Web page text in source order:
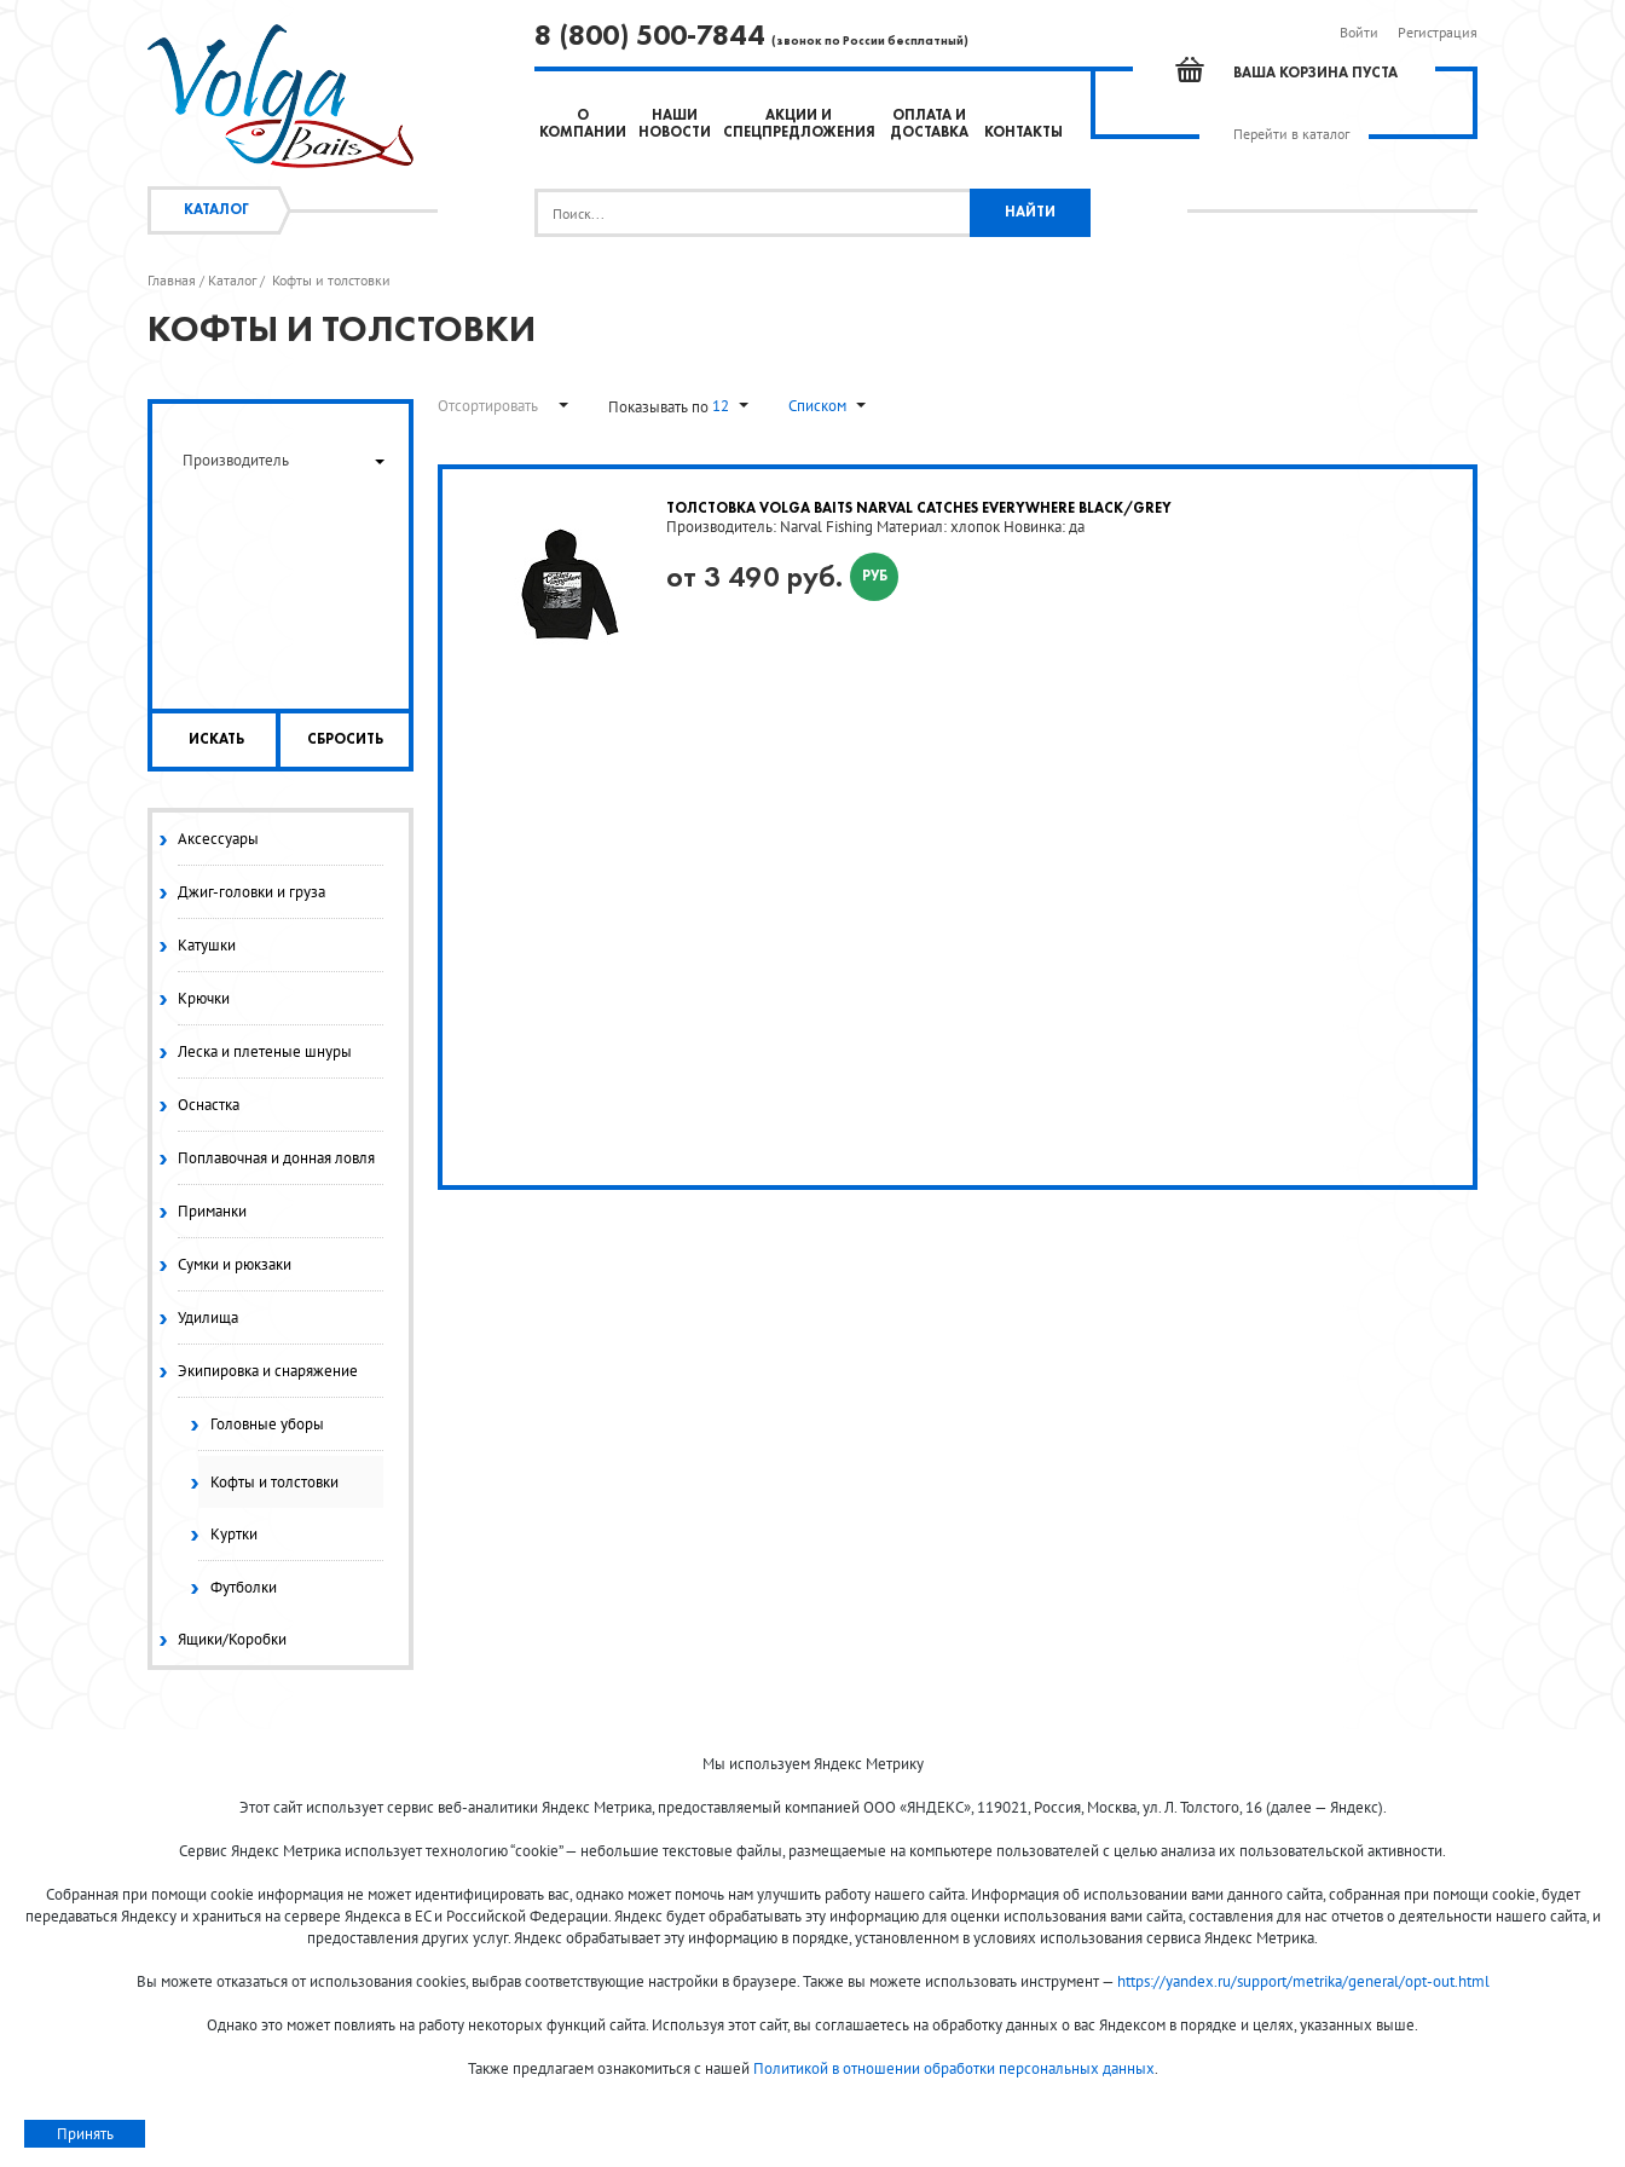
КАТАЛОГ
8 (800) 500-7844 (звонок по России бесплатный) Войти Регистрация
ВАША КОРЗИНА ПУСТА
Перейти в каталог
О
КОМПАНИИ
НАШИ
НОВОСТИ
АКЦИИ И
СПЕЦПРЕДЛОЖЕНИЯ
ОПЛАТА И
ДОСТАВКА
КОНТАКТЫ
Главная / Каталог / Кофты и толстовки
КОФТЫ И ТОЛСТОВКИ
Отсортировать Показывать по 12 Списком
ТОЛСТОВКА VOLGA BAITS NARVAL CATCHES EVERYWHERE BLACK/GREY
Производитель: Narval Fishing Материал: хлопок Новинка: да
от 3 490 руб. РУБ
Производитель
ИСКАТЬ СБРОСИТЬ
Аксессуары
Джиг-головки и груза
Катушки
Крючки
Леска и плетеные шнуры
Оснастка
Поплавочная и донная ловля
Приманки
Сумки и рюкзаки
Удилища
Экипировка и снаряжение
Головные уборы
Кофты и толстовки
Куртки
Футболки
Ящики/Коробки
© 2013-2024 "Волжские приманки"
8 (800)
500-7844
Оплата и доставка
О компании
Гарантия и сервис
Контакты
Помощь
Сообщить об ошибке
Принимаем к оплате:
Мы используем Яндекс Метрику
Этот сайт использует сервис веб-аналитики Яндекс Метрика, предоставляемый компанией ООО «ЯНДЕКС», 119021, Россия, Москва, ул. Л. Толстого, 16 (далее — Яндекс).
Сервис Яндекс Метрика использует технологию “cookie” — небольшие текстовые файлы, размещаемые на компьютере пользователей с целью анализа их пользовательской активности.
Собранная при помощи cookie информация не может идентифицировать вас, однако может помочь нам улучшить работу нашего сайта. Информация об использовании вами данного сайта, собранная при помощи cookie, будет
передаваться Яндексу и храниться на сервере Яндекса в ЕС и Российской Федерации. Яндекс будет обрабатывать эту информацию для оценки использования вами сайта, составления для нас отчетов о деятельности нашего сайта, и
предоставления других услуг. Яндекс обрабатывает эту информацию в порядке, установленном в условиях использования сервиса Яндекс Метрика.
Вы можете отказаться от использования cookies, выбрав соответствующие настройки в браузере. Также вы можете использовать инструмент — https://yandex.ru/support/metrika/general/opt-out.html
Однако это может повлиять на работу некоторых функций сайта. Используя этот сайт, вы соглашаетесь на обработку данных о вас Яндексом в порядке и целях, указанных выше.
Также предлагаем ознакомиться с нашей Политикой в отношении обработки персональных данных.
Принять